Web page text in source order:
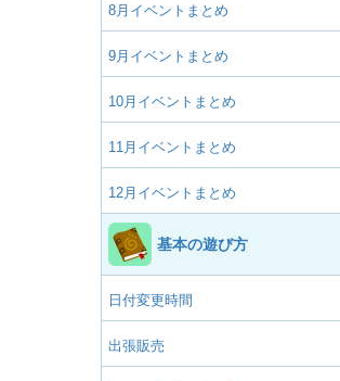
8月イベントまとめ
9月イベントまとめ
10月イベントまとめ
11月イベントまとめ
12月イベントまとめ
基本の遊び方
日付変更時間
出張販売